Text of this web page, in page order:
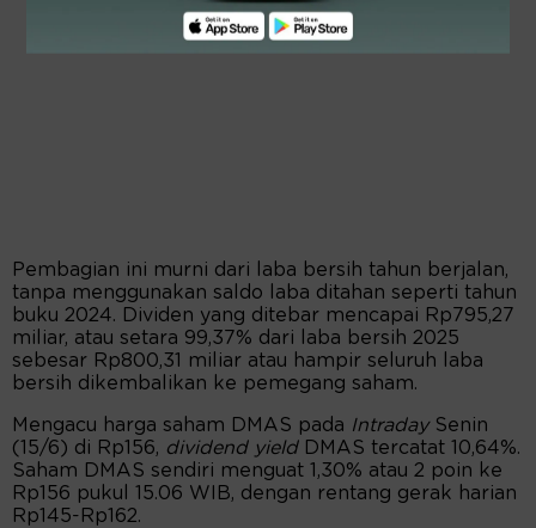
Pembagian ini murni dari laba bersih tahun berjalan,
tanpa menggunakan saldo laba ditahan seperti tahun
buku 2024. Dividen yang ditebar mencapai Rp795,27
miliar, atau setara 99,37% dari laba bersih 2025
sebesar Rp800,31 miliar atau hampir seluruh laba
bersih dikembalikan ke pemegang saham.
Mengacu harga saham DMAS pada IntradaySenin
(15/6) di Rp156, dividend yieldDMAS tercatat 10,64%.
Saham DMAS sendiri menguat 1,30% atau 2 poin ke
Rp156 pukul 15.06 WIB, dengan rentang gerak harian
Rp145-Rp162.